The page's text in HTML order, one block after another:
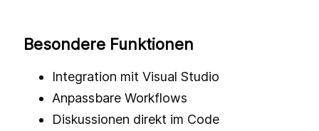
Besondere Funktionen
Integration mit Visual Studio
Anpassbare Workflows
Diskussionen direkt im Code